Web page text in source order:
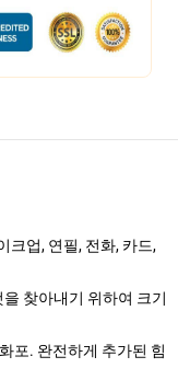
크업, 연필, 전화, 카드,
찾아내기 위하여 크기
포. 완전하게 추가된 힘